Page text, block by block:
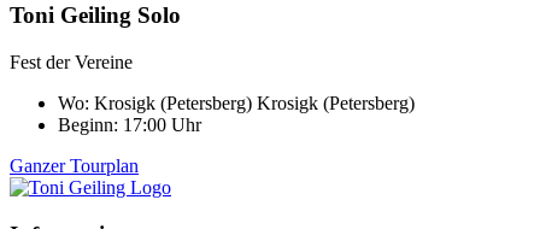
Toni Geiling Solo
Fest der Vereine
Wo: Krosigk (Petersberg) Krosigk (Petersberg)
Beginn: 17:00 Uhr
Ganzer Tourplan